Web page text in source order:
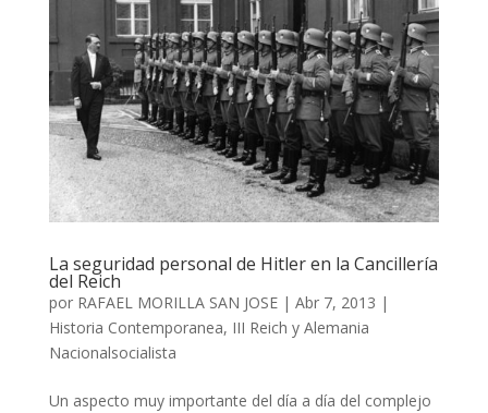
La seguridad personal de Hitler en la Cancillería
del Reich
por RAFAEL MORILLA SAN JOSE| Abr 7, 2013 |
Historia Contemporanea, III Reich y Alemania
Nacionalsocialista
Un aspecto muy importante del día a día del complejo